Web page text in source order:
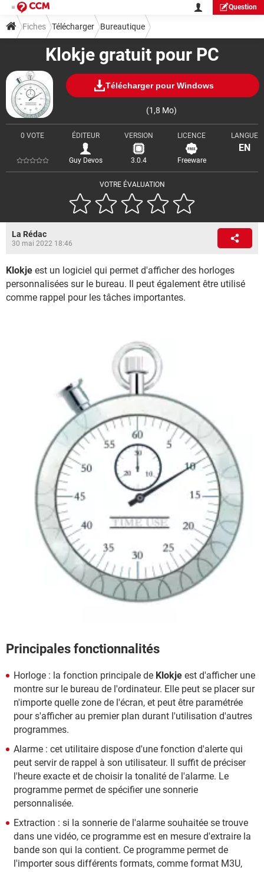
Question
Klokje gratuit pour PC
Télécharger pour Windows
(1,8 Mo)
VOTRE ÉVALUATION
0 VOTE ÉDITEUR
Guy Devos
VERSION
3.0.4
LICENCE
Freeware
LANGUE
EN
Fiches Télécharger Bureautique
La Rédac
30 mai 2022 18:46
Klokje est un logiciel qui permet d'afficher des horloges
personnalisées sur le bureau. Il peut également être utilisé
comme rappel pour les tâches importantes.
Principales fonctionnalités
Horloge : la fonction principale de Klokje est d'afficher une
montre sur le bureau de l'ordinateur. Elle peut se placer sur
n'importe quelle zone de l'écran, et peut être paramétrée
pour s'afficher au premier plan durant l'utilisation d'autres
programmes.
Alarme : cet utilitaire dispose d'une fonction d'alerte qui
peut servir de rappel à son utilisateur. Il suffit de préciser
l'heure exacte et de choisir la tonalité de l'alarme. Le
programme permet de spécifier une sonnerie
personnalisée.
Extraction : si la sonnerie de l'alarme souhaitée se trouve
dans une vidéo, ce programme est en mesure d'extraire la
bande son qui la contient. Ce programme permet de
l'importer sous différents formats, comme format M3U,